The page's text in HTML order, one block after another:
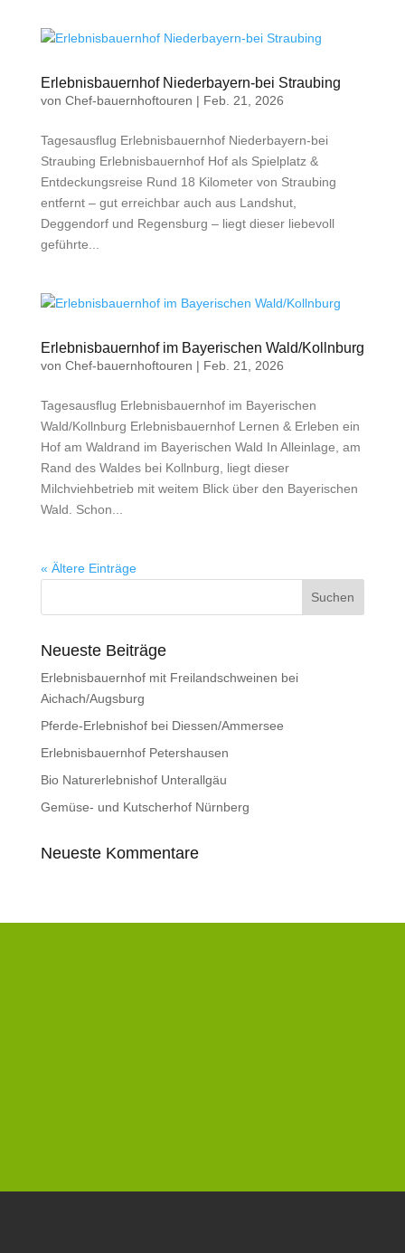
Erlebnisbauernhof Niederbayern-bei Straubing
von Chef-bauernhoftouren | Feb. 21, 2026
Tagesausflug Erlebnisbauernhof Niederbayern-bei
Straubing Erlebnisbauernhof Hof als Spielplatz &
Entdeckungsreise Rund 18 Kilometer von Straubing
entfernt – gut erreichbar auch aus Landshut,
Deggendorf und Regensburg – liegt dieser liebevoll
geführte...
Erlebnisbauernhof im Bayerischen Wald/Kollnburg
von Chef-bauernhoftouren | Feb. 21, 2026
Tagesausflug Erlebnisbauernhof im Bayerischen
Wald/Kollnburg Erlebnisbauernhof Lernen & Erleben ein
Hof am Waldrand im Bayerischen Wald In Alleinlage, am
Rand des Waldes bei Kollnburg, liegt dieser
Milchviehbetrieb mit weitem Blick über den Bayerischen
Wald. Schon...
« Ältere Einträge
Neueste Beiträge
Erlebnisbauernhof mit Freilandschweinen bei
Aichach/Augsburg
Pferde-Erlebnishof bei Diessen/Ammersee
Erlebnisbauernhof Petershausen
Bio Naturerlebnishof Unterallgäu
Gemüse- und Kutscherhof Nürnberg
Neueste Kommentare